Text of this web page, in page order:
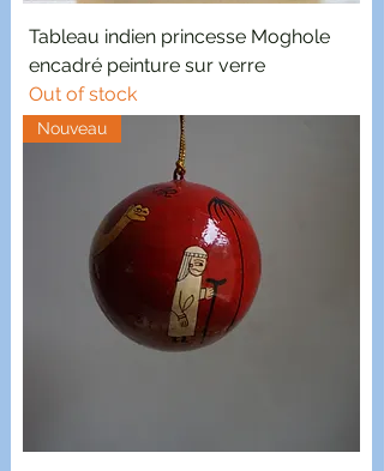
Tableau indien princesse Moghole
encadré peinture sur verre
Out of stock
Nouveau